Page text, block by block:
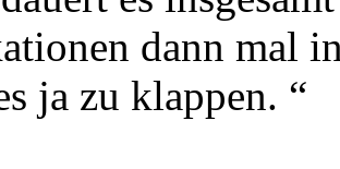
dann mal
ja zu klappen. “